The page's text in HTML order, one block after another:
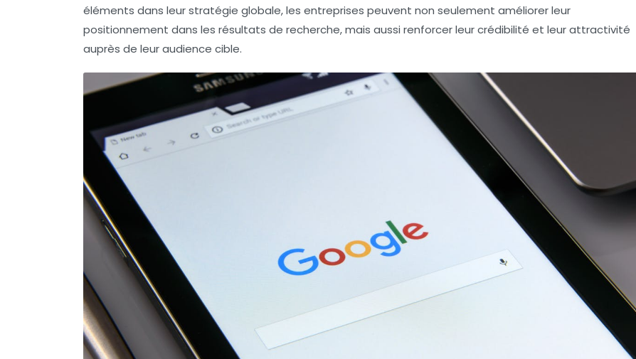
éléments dans leur stratégie globale, les entreprises peuvent non seulement améliorer leur
positionnement dans les résultats de recherche, mais aussi renforcer leur crédibilité et leur attractivité
auprès de leur audience cible.